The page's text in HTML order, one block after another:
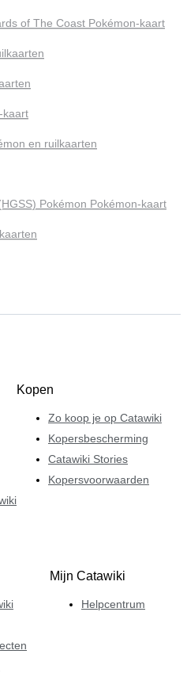
of The Coast Pokémon-kaart
kaart
en ruilkaarten
Pokémon Pokémon-kaart
Kopen
Zo koop je op Catawiki
Kopersbescherming
Catawiki Stories
Kopersvoorwaarden
Mijn Catawiki
Helpcentrum